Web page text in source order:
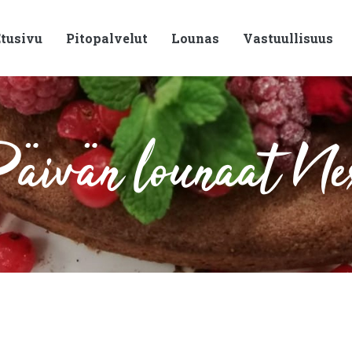
Pitopalvelut Lounas Vastuullisuus
lounaat